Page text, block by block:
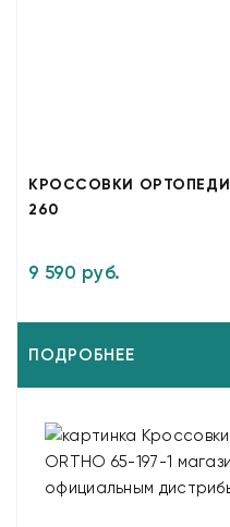
КРОССОВКИ
260
9 590 руб.
ПОДРОБНЕЕ